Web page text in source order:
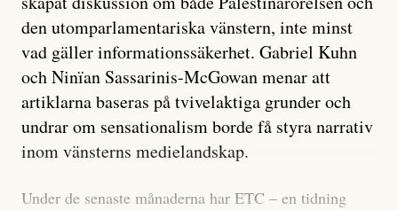
den utomparlamentariska vänstern, inte minst
vad gäller informationssäkerhet. Gabriel Kuhn
och Ninïan Sassarinis-McGowan menar att
artiklarna baseras på tvivelaktiga grunder och
undrar om sensationalism borde få styra narrativ
inom vänsterns medielandskap.
Under de senaste månaderna har ETC – en tidning